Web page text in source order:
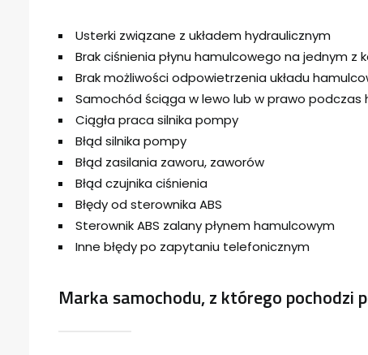
Usterki związane z układem hydraulicznym
Brak ciśnienia płynu hamulcowego na jednym z
Brak możliwości odpowietrzenia układu
Samochód ściąga w lewo lub w prawo podczas
Ciągła praca silnika pompy
Błąd silnika pompy
Błąd zasilania zaworu, zaworów
Błąd czujnika ciśnienia
Błędy od sterownika ABS
Sterownik ABS zalany płynem hamulcowym
Inne błędy po zapytaniu telefonicznym
Marka samochodu, z którego pochodzi